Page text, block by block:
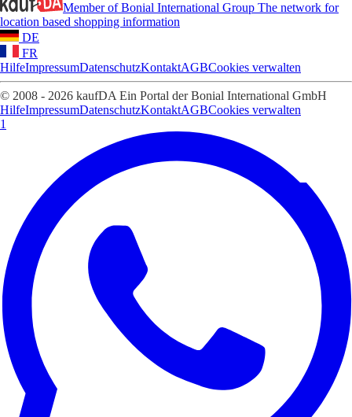
Member of Bonial International Group The network for
location based shopping information
DE
FR
HilfeImpressumDatenschutzKontaktAGBCookies verwalten
© 2008 - 2026 kaufDA Ein Portal der Bonial International GmbH
HilfeImpressumDatenschutzKontaktAGBCookies verwalten
1